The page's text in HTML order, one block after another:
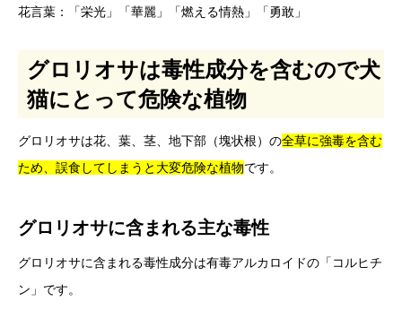
花言葉：「栄光」「華麗」「燃える情熱」「勇敢」
グロリオサは毒性成分を含むので犬
猫にとって危険な植物
グロリオサは花、葉、茎、地下部（塊状根）の全草に強毒を含む
ため、誤食してしまうと大変危険な植物です。
グロリオサに含まれる主な毒性
グロリオサに含まれる毒性成分は有毒アルカロイドの「コルヒチ
ン」です。